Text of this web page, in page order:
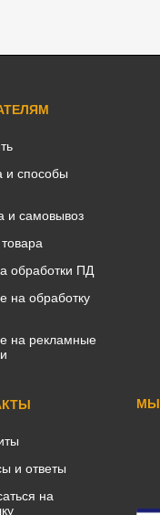
и способы
и самовывоз
обработки ПД
на обработку
на рекламные
и ответы
на
МЫ